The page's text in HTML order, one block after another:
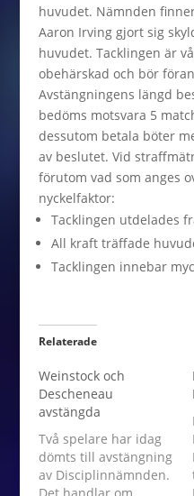
huvudet. Nämnden
Aaron Irving gjort sig
huvudet. Tacklingen är
obehärskad och bör
Avstängningens längd
bedöms motsvara 5
dessutom betala böter
av beslutet. Vid
förutom vad som anges
nyckelfaktor:
Tacklingen utdelades
All kraft träffade
Tacklingen innebar
Relaterade
Weinstock och
Descheneau
avstängda
Två spelare har idag
dömts till avstängning
av Disciplinnämnden.